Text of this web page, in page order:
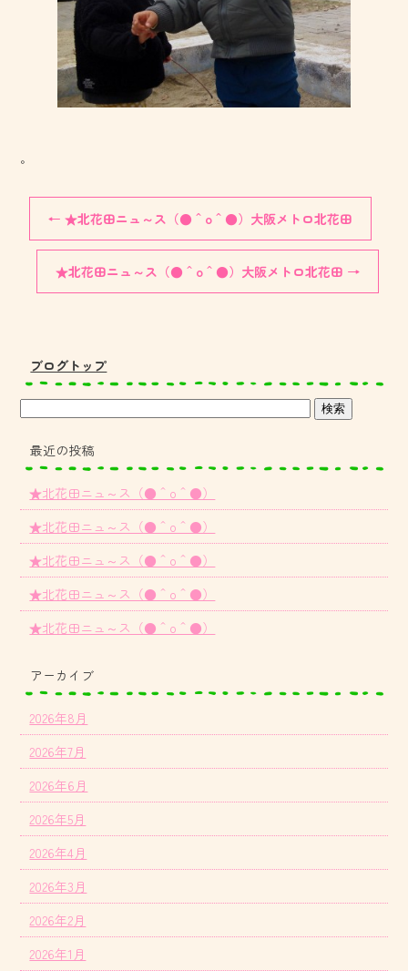
。
← ★北花田ニュ～ス（●＾o＾●）大阪メトロ北花田
★北花田ニュ～ス（●＾o＾●）大阪メトロ北花田 →
ブログトップ
最近の投稿
★北花田ニュ～ス（●＾o＾●）
★北花田ニュ～ス（●＾o＾●）
★北花田ニュ～ス（●＾o＾●）
★北花田ニュ～ス（●＾o＾●）
★北花田ニュ～ス（●＾o＾●）
アーカイブ
2026年8月
2026年7月
2026年6月
2026年5月
2026年4月
2026年3月
2026年2月
2026年1月